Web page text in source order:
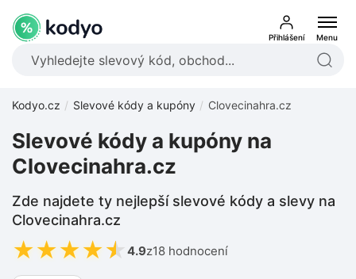
Přihlášení Menu
Kodyo.cz Slevové kódy a kupóny Clovecinahra.cz
Slevové kódy a kupóny na
Clovecinahra.cz
Zde najdete ty nejlepší slevové kódy a slevy na
Clovecinahra.cz
★★★★★ 4.9z18 hodnocení